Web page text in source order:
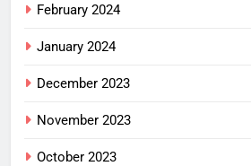
February 2024
January 2024
December 2023
November 2023
October 2023